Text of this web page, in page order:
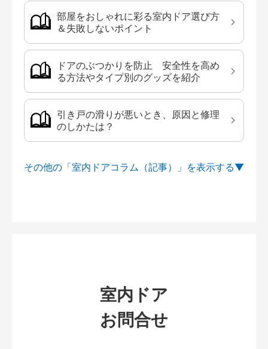
部屋をおしゃれに彩る室内ドア選び方
＆失敗しないポイント
ドアのぶつかりを防止 安全性を高め
る方法やタイプ別のグッズを紹介
引き戸の滑りが悪いとき、原因と修理
のしかたは？
その他の「室内ドアコラム（記事）」を
室内ドア
お問合せ